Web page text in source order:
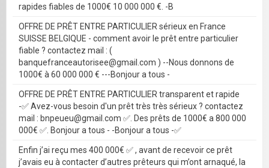
rapides fiables de 1000€ 10 000 000 €. -B
OFFRE DE PRÊT ENTRE PARTICULIER sérieux en France
SUISSE BELGIQUE - comment avoir le prêt entre particulier
fiable ? contactez mail : (
banquefranceautorisee@gmail.com ) --Nous donnons de
1000€ à 60 000 000 € ---Bonjour a tous -
OFFRE DE PRÊT ENTRE PARTICULIER transparent et rapide
-✅ Avez-vous besoin d'un prêt très très sérieux ? contactez
mail : bnpeueu@gmail.com ✅. Des prêts de 1000€ a 800 000
000€ ✅. Bonjour a tous - -Bonjour a tous -✅
Enfin j’ai reçu mes 400 000€ ✅ , avant de recevoir ce prêt
j’avais eu à contacter d’autres prêteurs qui m’ont arnaqué, la